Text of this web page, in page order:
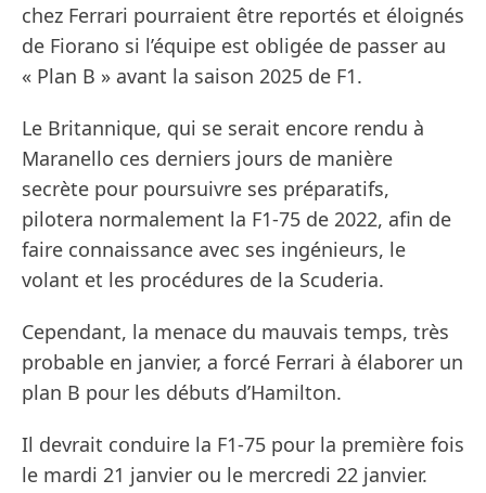
chez Ferrari pourraient être reportés et éloignés
de Fiorano si l’équipe est obligée de passer au
« Plan B » avant la saison 2025 de F1.
Le Britannique, qui se serait encore rendu à
Maranello ces derniers jours de manière
secrète pour poursuivre ses préparatifs,
pilotera normalement la F1-75 de 2022, afin de
faire connaissance avec ses ingénieurs, le
volant et les procédures de la Scuderia.
Cependant, la menace du mauvais temps, très
probable en janvier, a forcé Ferrari à élaborer un
plan B pour les débuts d’Hamilton.
Il devrait conduire la F1-75 pour la première fois
le mardi 21 janvier ou le mercredi 22 janvier.